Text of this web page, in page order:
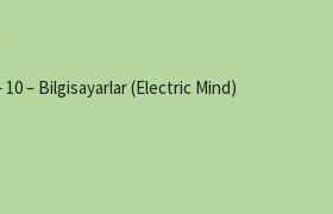
10 – Bilgisayarlar (Electric Mind)